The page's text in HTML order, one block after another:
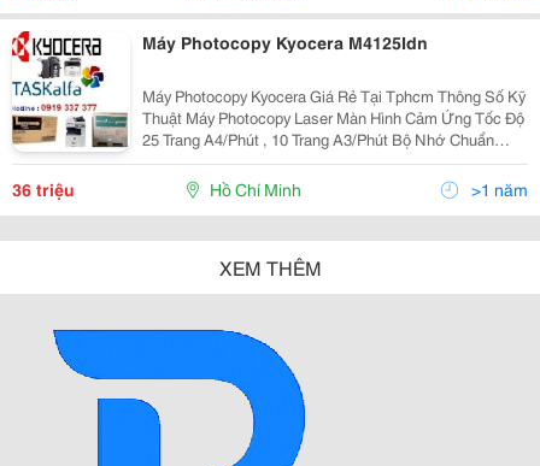
Máy Photocopy Kyocera M4125Idn
Máy Photocopy Kyocera Giá Rẻ Tại Tphcm Thông Số Kỹ
Thuật Máy Photocopy Laser Màn Hình Cảm Ứng Tốc Độ
25 Trang A4/Phút , 10 Trang A3/Phút Bộ Nhớ Chuẩn
512Mb Có Thể Nâng Cấp Lên 1024Gb Độ Phân Giải :
600 X 600 Dpi Sao Chụp Liên Tục 999 Bản/1...
36 triệu Hồ Chí Minh >1 năm
XEM THÊM